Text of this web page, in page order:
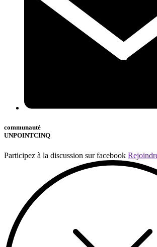
communauté
UNPOINTCINQ
Participez à la discussion sur facebook